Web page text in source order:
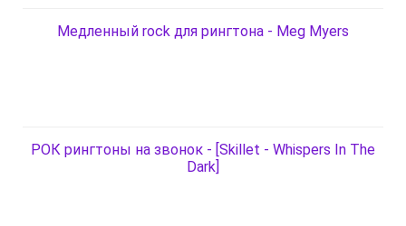
Медленный rock для рингтона - Meg Myers
РОК рингтоны на звонок - [Skillet - Whispers In The
Dark]